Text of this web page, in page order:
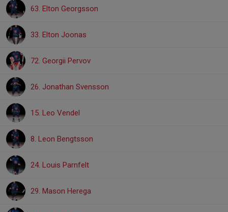
63. Elton Georgsson
33. Elton Joonas
72. Georgii Pervov
26. Jonathan Svensson
15. Leo Vendel
8. Leon Bengtsson
24. Louis Parnfelt
29. Mason Herega